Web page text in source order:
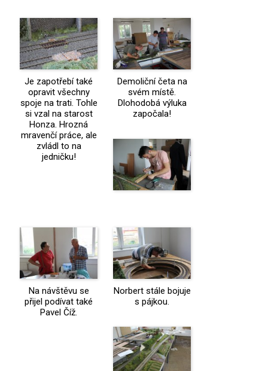
Je zapotřebí také
opravit všechny
spoje na trati. Tohle
si vzal na starost
Honza. Hrozná
mravenčí práce, ale
zvládl to na
jedničku!
Demoliční četa na
svém místě.
Dlohodobá výluka
započala!
Na návštěvu se
přijel podívat také
Pavel Číž.
Norbert stále bojuje
s pájkou.